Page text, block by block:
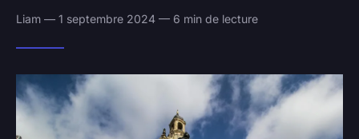
Liam — 1 septembre 2024 — 6 min de lecture